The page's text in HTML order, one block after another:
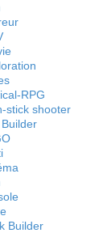
RPG
stick shooter
Builder